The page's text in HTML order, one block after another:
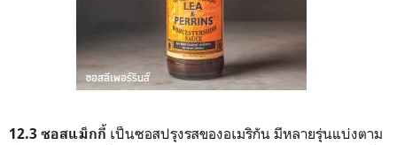
12.3 ซอสแม็กกี้ เป็นซอสปรุงรสของอเมริกัน มีหลายรุ่นแบ่งตาม